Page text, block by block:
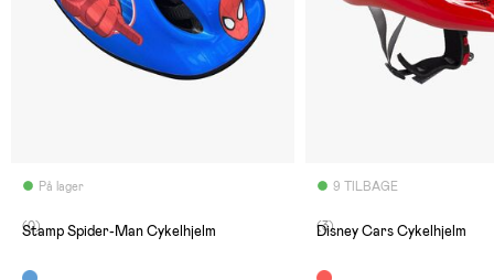
På lager
(0)
Stamp Spider-Man Cykelhjelm
9 TILBAGE
(3)
Disney Cars Cykelhjelm